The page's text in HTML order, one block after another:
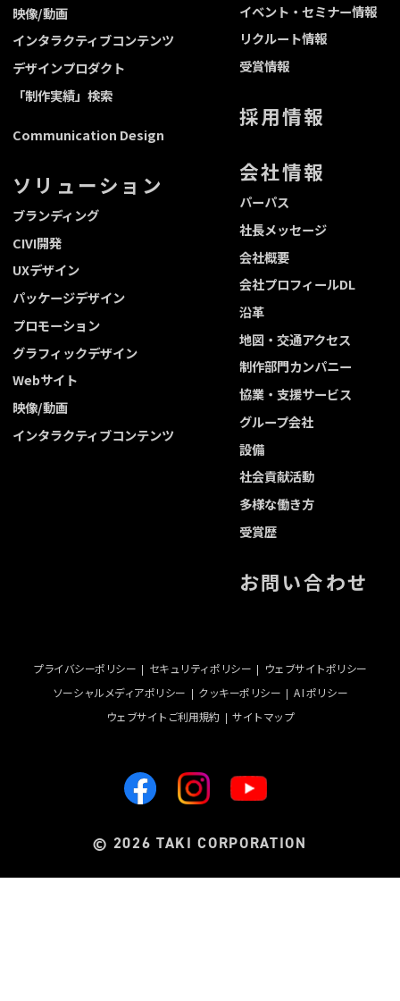
映像/動画
インタラクティブコンテンツ
デザインプロダクト
「制作実績」検索
Communication Design
ソリューション
ブランディング
CIVI開発
UXデザイン
パッケージデザイン
プロモーション
グラフィックデザイン
Webサイト
映像/動画
インタラクティブコンテンツ
イベント・セミナー情報
リクルート情報
受賞情報
採用情報
会社情報
パーパス
社長メッセージ
会社概要
会社プロフィールDL
沿革
地図・交通アクセス
制作部門カンパニー
協業・支援サービス
グループ会社
設備
社会貢献活動
多様な働き方
受賞歴
お問い合わせ
プライバシーポリシー セキュリティポリシー
ウェブサイトポリシー
ソーシャルメディアポリシー
クッキーポリシー
A I ポリシー
ウェブサイトご利用規約
サイトマップ
© 2026 TAKI CORPORATION